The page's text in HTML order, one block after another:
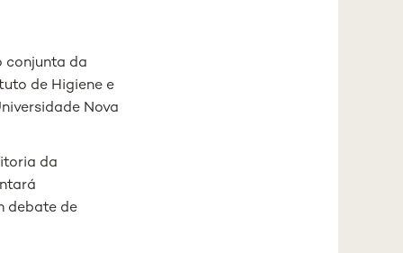
conjunta da
de Higiene e
Nova
da
debate de